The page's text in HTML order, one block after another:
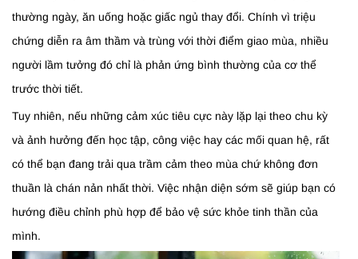
thường ngày, ăn uống hoặc giấc ngủ thay đổi. Chính vì triệu
chứng diễn ra âm thầm và trùng với thời điểm giao mùa, nhiều
người lầm tưởng đó chỉ là phản ứng bình thường của cơ thể
trước thời tiết.
Tuy nhiên, nếu những cảm xúc tiêu cực này lặp lại theo chu kỳ
và ảnh hưởng đến học tập, công việc hay các mối quan hệ, rất
có thể bạn đang trải qua trầm cảm theo mùa chứ không đơn
thuần là chán nản nhất thời. Việc nhận diện sớm sẽ giúp bạn có
hướng điều chỉnh phù hợp để bảo vệ sức khỏe tinh thần của
mình.